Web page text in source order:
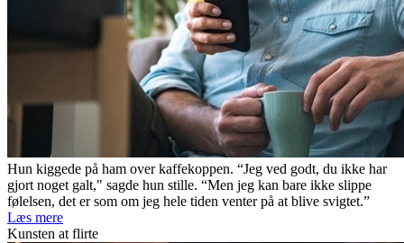
Hun kiggede på ham over kaffekoppen. “Jeg ved godt, du ikke har
gjort noget galt," sagde hun stille. “Men jeg kan bare ikke slippe
følelsen, det er som om jeg hele tiden venter på at blive svigtet.”
Læs mere
Kunsten at flirte